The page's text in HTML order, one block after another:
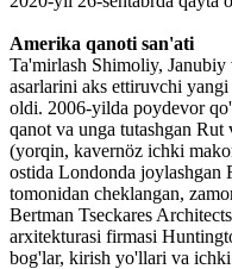
Amerika qanoti san'ati
Ta'mirlash Shimoliy,
asarlarini aks ettiruvchi
oldi. 2006-yilda poydevor
qanot va unga tutashgan
(yorqin, kavernöz ichki
ostida Londonda joylashgan
tomonidan cheklangan,
Bertman Tseckares
arxitekturasi firmasi
bog'lar, kirish yo'llari va